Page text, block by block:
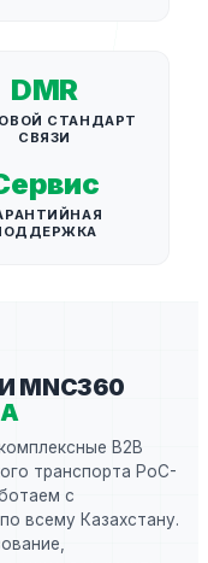
DMR
СТАНДАРТ
СВЯЗИ
MNC360
B2B
транспорта PoC-
с
всему Казахстану.